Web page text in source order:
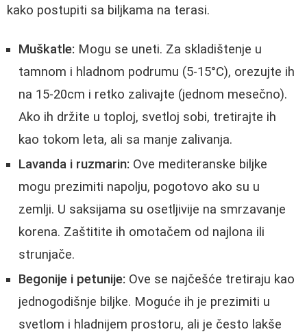
kako postupiti sa biljkama na terasi.
Muškatle: Mogu se uneti. Za skladištenje u
tamnom i hladnom podrumu (5-15°C), orezujte ih
na 15-20cm i retko zalivajte (jednom mesečno).
Ako ih držite u toploj, svetloj sobi, tretirajte ih
kao tokom leta, ali sa manje zalivanja.
Lavanda i ruzmarin: Ove mediteranske biljke
mogu prezimiti napolju, pogotovo ako su u
zemlji. U saksijama su osetljivije na smrzavanje
korena. Zaštitite ih omotačem od najlona ili
strunjače.
Begonije i petunije: Ove se najčešće tretiraju kao
jednogodišnje biljke. Moguće ih je prezimiti u
svetlom i hladnijem prostoru, ali je često lakše